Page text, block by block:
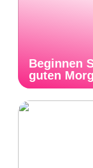
Beginnen
guten